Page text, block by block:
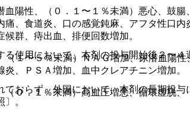
陽性、（０．１〜１％未満）悪心、鼓
、食道炎、口の感覚鈍麻、アフタ性口
群、痔出血、排便回数増加。
１〜５％未満）ＮＡＧ増加、尿潜血陽
、ＰＳＡ増加、血中クレアチニン増加。
０．１％未満）高血圧増悪、循環虚脱
使用において、本剤の投与開始後２〜
おらず、外国において、本剤の長期投
。